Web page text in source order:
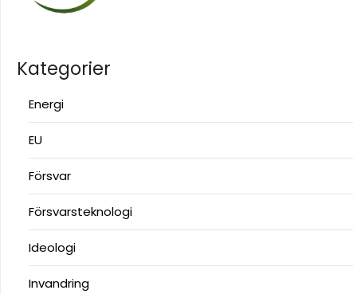
Kategorier
Energi
EU
Försvar
Försvarsteknologi
Ideologi
Invandring